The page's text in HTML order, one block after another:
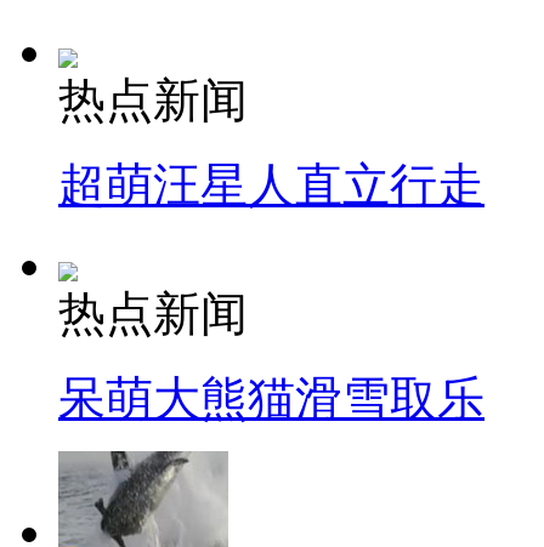
热点新闻
超萌汪星人直立行走
热点新闻
呆萌大熊猫滑雪取乐